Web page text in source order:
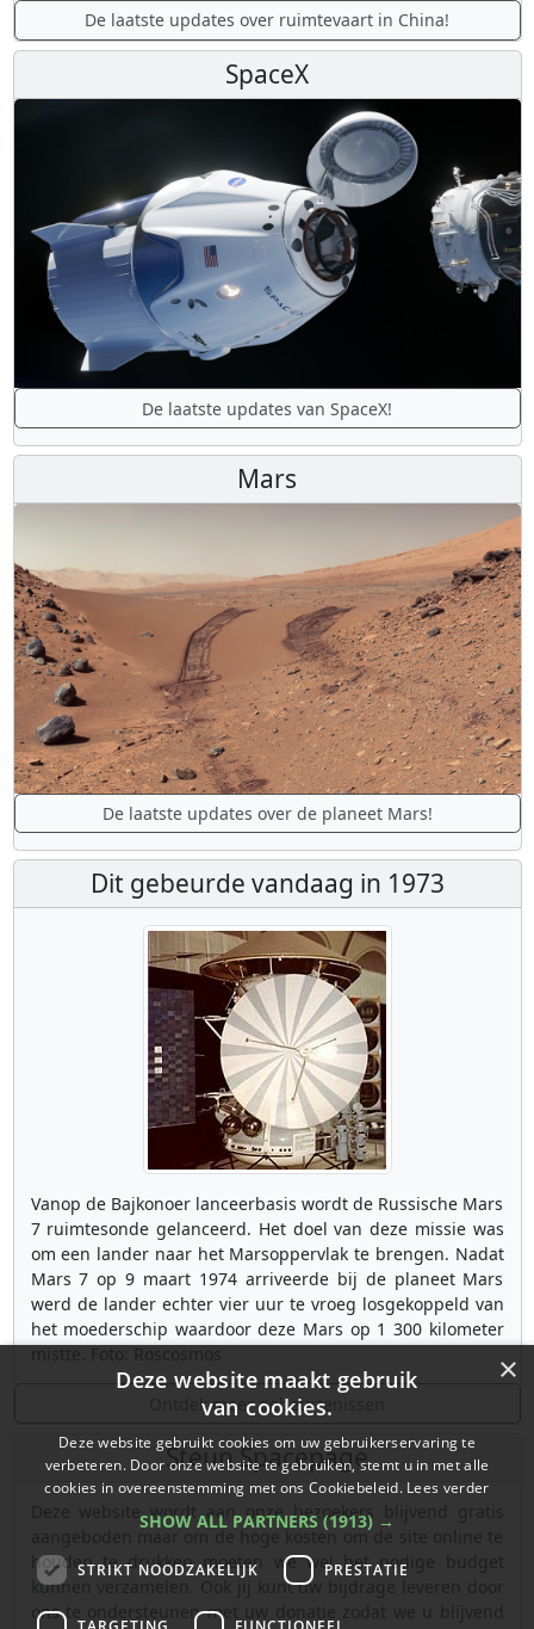
De laatste updates over ruimtevaart in China!
SpaceX
De laatste updates van SpaceX!
Mars
De laatste updates over de planeet Mars!
Dit gebeurde vandaag in 1973
Vanop de Bajkonoer lanceerbasis wordt de Russische Mars
7 ruimtesonde gelanceerd. Het doel van deze missie was
om een lander naar het Marsoppervlak te brengen. Nadat
Mars 7 op 9 maart 1974 arriveerde bij de planeet Mars
werd de lander echter vier uur te vroeg losgekoppeld van
het moederschip waardoor deze Mars op 1 300 kilometer
Ontdek meer gebeurtenissen
Steun Spacepage
Deze website wordt aan onze bezoekers blijvend gratis
aangeboden maar om de hoge kosten om de site online te
houden te drukken moeten we wel het nodige budget
kunnen verzamelen. Ook jij kunt uw bijdrage leveren door
ons te ondersteunen met uw donatie zodat we u blijvend
×
Deze website maakt gebruik
van cookies.
Deze website gebruikt cookies om uw gebruikerservaring te
verbeteren. Door onze website te gebruiken, stemt u in met alle
cookies in overeenstemming met ons Cookiebeleid. Lees verder
SHOW ALL PARTNERS (1913) →
STRIKT NOODZAKELIJK PRESTATIE